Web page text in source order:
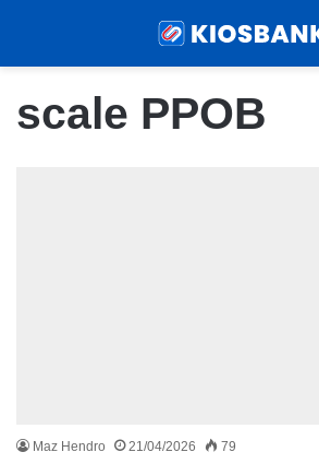
scale PPOB
Maz Hendro 21/04/2026 79